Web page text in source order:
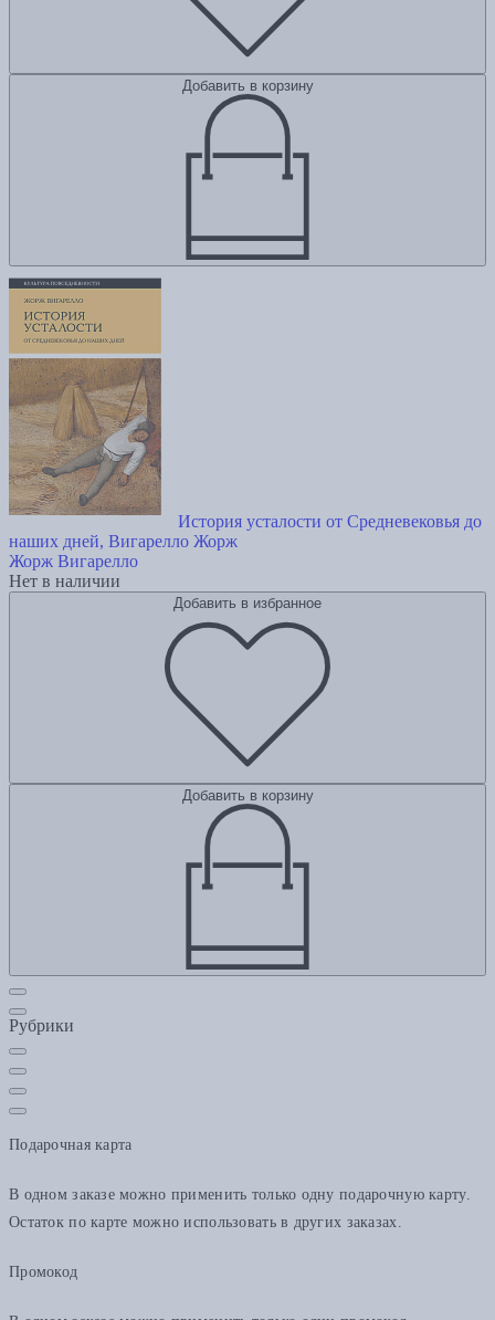
Добавить в корзину
История усталости от Средневековья до
наших дней, Вигарелло Жорж
Жорж Вигарелло
Нет в наличии
Добавить в избранное
Добавить в корзину
Рубрики
Подарочная карта
В одном заказе можно применить только одну подарочную карту.
Остаток по карте можно использовать в других заказах.
Промокод